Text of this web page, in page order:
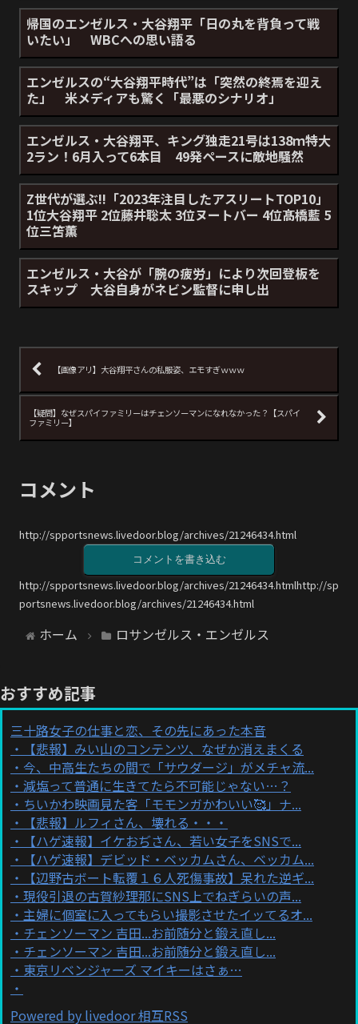
帰国のエンゼルス・大谷翔平「日の丸を背負って戦
いたい」 WBCへの思い語る
エンゼルスの“大谷翔平時代”は「突然の終焉を迎え
た」 米メディアも驚く「最悪のシナリオ」
エンゼルス・大谷翔平、キング独走21号は138ｍ特大
2ラン！6月入って6本目 49発ペースに敵地騒然
Z世代が選ぶ!!「2023年注目したアスリートTOP10」
1位大谷翔平 2位藤井聡太 3位ヌートバー 4位髙橋藍 5
位三笘薫
エンゼルス・大谷が「腕の疲労」により次回登板を
スキップ 大谷自身がネビン監督に申し出
【画像アリ】大谷翔平さんの私服姿、エモすぎｗｗｗ
【疑問】なぜスパイファミリーはチェンソーマンになれなかった？【スパイ
ファミリー】
コメント
http://spportsnews.livedoor.blog/archives/21246434.html
コメントを書き込む
http://spportsnews.livedoor.blog/archives/21246434.htmlhttp://sp
portsnews.livedoor.blog/archives/21246434.html
ホーム ロサンゼルス・エンゼルス
おすすめ記事
三十路女子の仕事と恋、その先にあった本音
【悲報】みい山のコンテンツ、なぜか消えまくる
今、中高生たちの間で「サウダージ」がメチャ流...
減塩って普通に生きてたら不可能じゃない…？
ちいかわ映画見た客「モモンガかわいい🥰」ナ...
【悲報】ルフィさん、壊れる・・・
【ハゲ速報】イケおぢさん、若い女子をSNSで...
【ハゲ速報】デビッド・ベッカムさん、ベッカム...
【辺野古ボート転覆１６人死傷事故】呆れた逆ギ...
現役引退の古賀紗理那にSNS上でねぎらいの声...
主婦に個室に入ってもらい撮影させたイッてるオ...
チェンソーマン 吉田...お前随分と鍛え直し...
チェンソーマン 吉田...お前随分と鍛え直し...
東京リベンジャーズ マイキーはさぁ…
Powered by livedoor 相互RSS